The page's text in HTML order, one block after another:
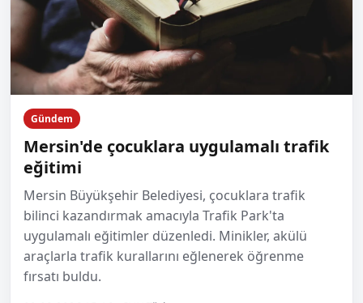
Gündem
Mersin'de çocuklara uygulamalı trafik
eğitimi
Mersin Büyükşehir Belediyesi, çocuklara trafik
bilinci kazandırmak amacıyla Trafik Park'ta
uygulamalı eğitimler düzenledi. Minikler, akülü
araçlarla trafik kurallarını eğlenerek öğrenme
fırsatı buldu.